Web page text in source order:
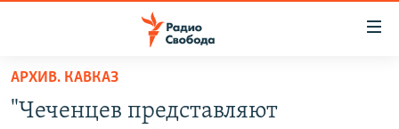
упрощенного
доступа
ПРОГРАММЫ
АРХИВ. КАВКАЗ
"Чеченцев представляют